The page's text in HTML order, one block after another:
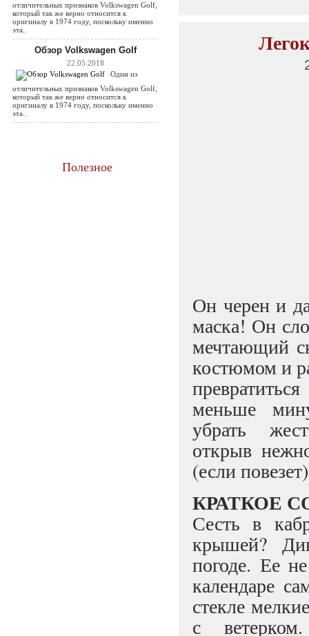
отличительных признаков Volkswagen Golf,
который так же верно относится к
оригиналу в 1974 году, поскольку именно
эта..
Обзор Volkswagen Golf
22.05.2018
Один из
отличительных признаков Volkswagen Golf,
который так же верно относится к
оригиналу в 1974 году, поскольку именно
эта..
Полезное
Он черен и
маска! Он
мечтающий
костюмом и
меньше
убрать
открыв
(если
КРАТКОЕ
Сесть в
крышей?
погоде. Ее
календаре
стекле
с